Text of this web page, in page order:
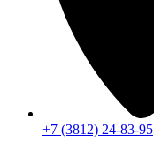
+7 (3812) 24-83-95